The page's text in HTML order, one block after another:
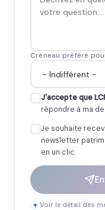
Créneau préféré
J'accepte que
répondre à ma
Je souhaite
newsletter
en un clic.
Voir le détail des